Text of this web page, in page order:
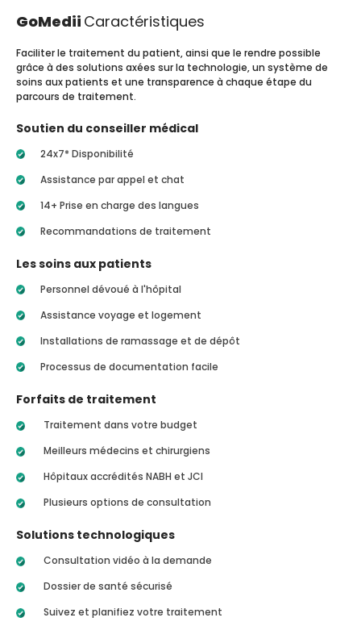
GoMedii Caractéristiques
Faciliter le traitement du patient, ainsi que le rendre possible
grâce à des solutions axées sur la technologie, un système de
soins aux patients et une transparence à chaque étape du
parcours de traitement.
Soutien du conseiller médical
24x7* Disponibilité
Assistance par appel et chat
14+ Prise en charge des langues
Recommandations de traitement
Les soins aux patients
Personnel dévoué à l'hôpital
Assistance voyage et logement
Installations de ramassage et de dépôt
Processus de documentation facile
Forfaits de traitement
Traitement dans votre budget
Meilleurs médecins et chirurgiens
Hôpitaux accrédités NABH et JCI
Plusieurs options de consultation
Solutions technologiques
Consultation vidéo à la demande
Dossier de santé sécurisé
Suivez et planifiez votre traitement